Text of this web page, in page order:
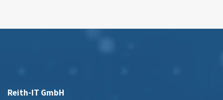
Reith-IT GmbH